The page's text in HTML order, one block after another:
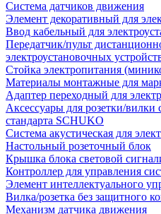
Система датчиков движения
Элемент декоративный для
Ввод кабельный для
Передатчик/пульт
электроустановочных
Стойка электропитания
Материалы монтажные для
Адаптер переходный для
Аксессуары для розетки/
стандарта SCHUKO
Система акустическая для
Настольный розеточный блок
Крышка блока световой
Контроллер для управления
Элемент интеллектуального
Вилка/розетка без защитного
Механизм датчика движения